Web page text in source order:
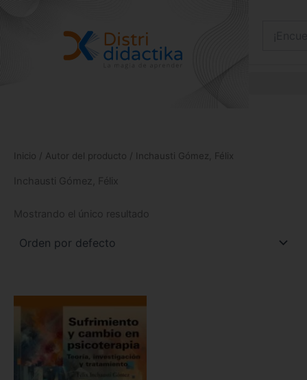
Inicio / Autor del producto / Inchausti Gómez, Félix
Inchausti Gómez, Félix
Mostrando el único resultado